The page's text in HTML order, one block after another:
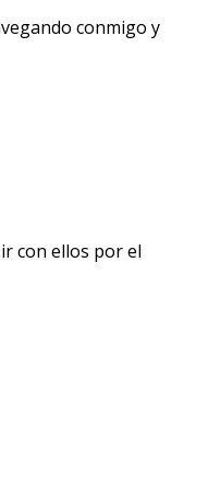
conmigo y
con ellos por el